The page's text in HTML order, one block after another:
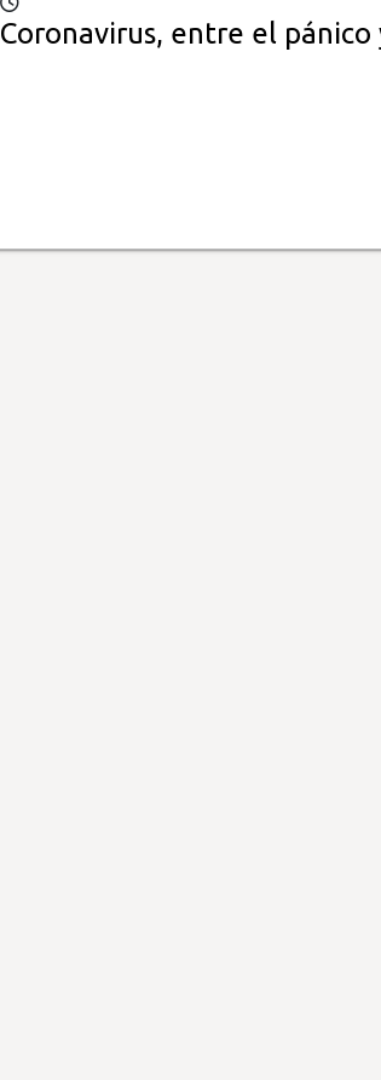
Coronavirus, entre el pánico